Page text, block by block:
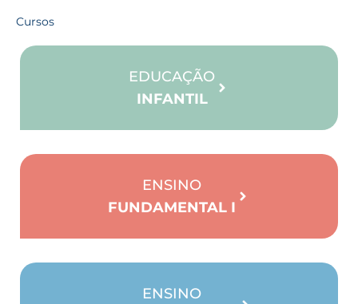
Cursos
EDUCAÇÃO
INFANTIL
ENSINO
FUNDAMENTAL I
ENSINO